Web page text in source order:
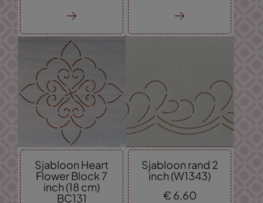
Sjabloon Heart
Flower Block 7
inch (18 cm)
BC131
Sjabloon rand 2
inch (W1343)
€ 6, 60